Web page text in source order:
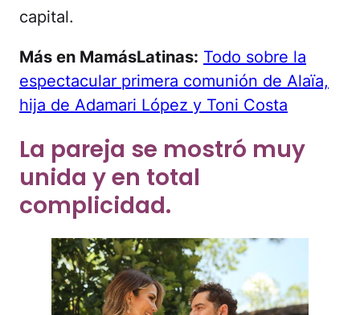
capital.
Más en MamásLatinas: Todo sobre la
espectacular primera comunión de Alaïa,
hija de Adamari López y Toni Costa
La pareja se mostró muy
unida y en total
complicidad.